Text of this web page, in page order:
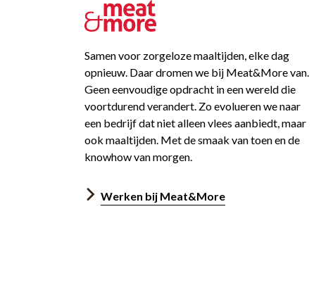
Samen voor zorgeloze maaltijden, elke dag
opnieuw. Daar dromen we bij Meat&More van.
Geen eenvoudige opdracht in een wereld die
voortdurend verandert. Zo evolueren we naar
een bedrijf dat niet alleen vlees aanbiedt, maar
ook maaltijden. Met de smaak van toen en de
knowhow van morgen.
Werken bij Meat&More